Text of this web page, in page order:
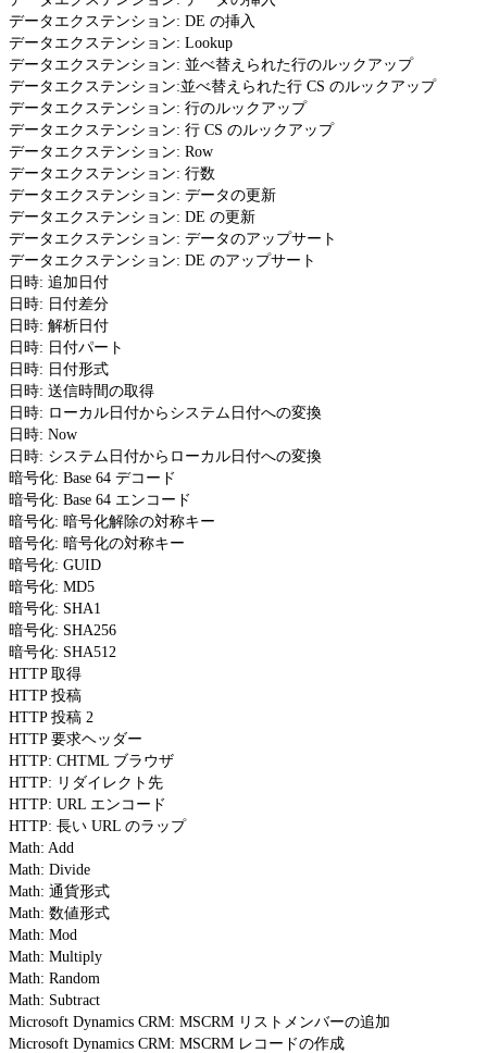
データエクステンション: DE の挿入
データエクステンション: Lookup
データエクステンション: 並べ替えられた行のルックアップ
データエクステンション:並べ替えられた行 CS のルックアップ
データエクステンション: 行のルックアップ
データエクステンション: 行 CS のルックアップ
データエクステンション: Row
データエクステンション: 行数
データエクステンション: データの更新
データエクステンション: DE の更新
データエクステンション: データのアップサート
データエクステンション: DE のアップサート
日時: 追加日付
日時: 日付差分
日時: 解析日付
日時: 日付パート
日時: 日付形式
日時: 送信時間の取得
日時: ローカル日付からシステム日付への変換
日時: Now
日時: システム日付からローカル日付への変換
暗号化: Base 64 デコード
暗号化: Base 64 エンコード
暗号化: 暗号化解除の対称キー
暗号化: 暗号化の対称キー
暗号化: GUID
暗号化: MD5
暗号化: SHA1
暗号化: SHA256
暗号化: SHA512
HTTP 取得
HTTP 投稿
HTTP 投稿 2
HTTP 要求ヘッダー
HTTP: CHTML ブラウザ
HTTP: リダイレクト先
HTTP: URL エンコード
HTTP: 長い URL のラップ
Math: Add
Math: Divide
Math: 通貨形式
Math: 数値形式
Math: Mod
Math: Multiply
Math: Random
Math: Subtract
Microsoft Dynamics CRM: MSCRM リストメンバーの追加
Microsoft Dynamics CRM: MSCRM レコードの作成